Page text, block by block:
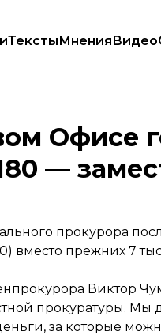
ТекстыМненияВидео
до $1,180 — заместитель
Офисе
—
прокурора
вместо прежних 7
Виктор
прокуратуры. Мы
за которые